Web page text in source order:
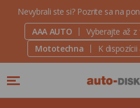
Nevybrali ste si? Pozrite sa na
AAA AUTO
Vyberajte až z
Mototechna
K